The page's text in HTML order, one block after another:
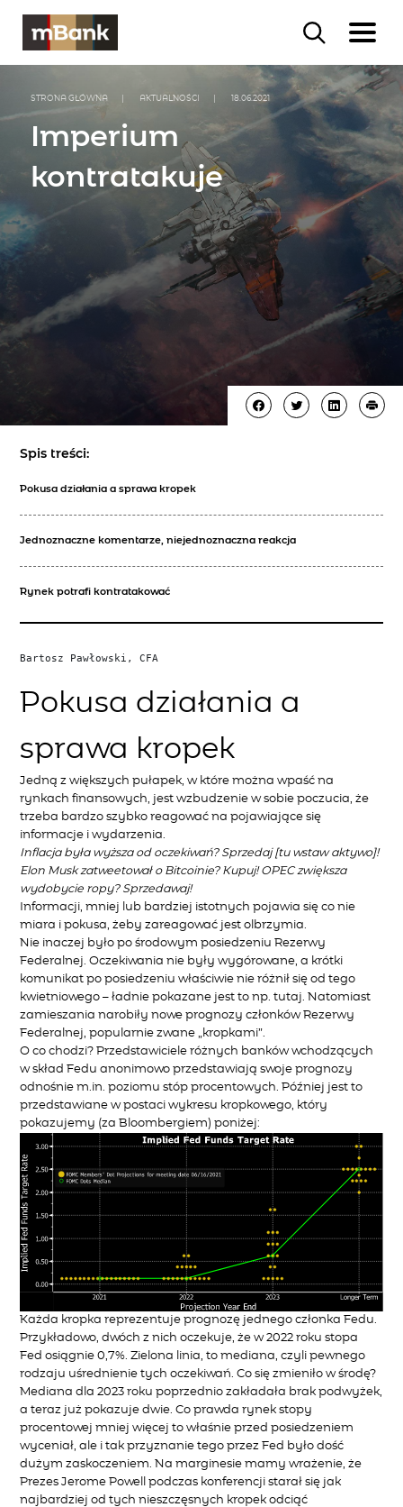
STRONA GŁÓWNA AKTUALNOŚCI 18.06.2021
Imperium
kontratakuje
Bartosz Pawłowski, CFA
Pokusa działania a
sprawa kropek
Jedną z większych pułapek, w które można wpaść na
rynkach finansowych, jest wzbudzenie w sobie poczucia, że
trzeba bardzo szybko reagować na pojawiające się
informacje i wydarzenia.
Inflacja była wyższa od oczekiwań? Sprzedaj [tu wstaw aktywo]!
Elon Musk zatweetował o Bitcoinie? Kupuj! OPEC zwiększa
wydobycie ropy? Sprzedawaj!
Informacji, mniej lub bardziej istotnych pojawia się co nie
miara i pokusa, żeby zareagować jest olbrzymia.
Nie inaczej było po środowym posiedzeniu Rezerwy
Federalnej. Oczekiwania nie były wygórowane, a krótki
komunikat po posiedzeniu właściwie nie różnił się od tego
kwietniowego – ładnie pokazane jest to np.tutaj. Natomiast
zamieszania narobiły nowe prognozy członków Rezerwy
Federalnej, popularnie zwane „kropkami”.
O co chodzi? Przedstawiciele różnych banków wchodzących
w skład Fedu anonimowo przedstawiają swoje prognozy
odnośnie m.in. poziomu stóp procentowych. Później jest to
przedstawiane w postaci wykresu kropkowego, który
pokazujemy (za Bloombergiem) poniżej:
Każda kropka reprezentuje prognozę jednego członka Fedu.
Przykładowo, dwóch z nich oczekuje, że w 2022 roku stopa
Fed osiągnie 0,7%. Zielona linia, to mediana, czyli pewnego
rodzaju uśrednienie tych oczekiwań. Co się zmieniło w środę?
Mediana dla 2023 roku poprzednio zakładała brak podwyżek,
a teraz już pokazuje dwie. Co prawda rynek stopy
procentowej mniej więcej to właśnie przed posiedzeniem
wyceniał, ale i tak przyznanie tego przez Fed było dość
dużym zaskoczeniem. Na marginesie mamy wrażenie, że
Prezes Jerome Powell podczas konferencji starał się jak
najbardziej od tych nieszczęsnych kropek odciąć
Spis treści:
Pokusa działania a sprawa kropek
Jednoznaczne komentarze, niejednoznaczna reakcja
Rynek potrafi kontratakować